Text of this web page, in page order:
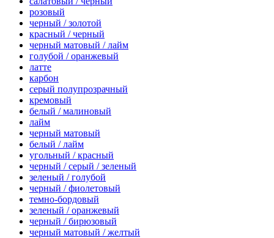
розовый
черный / золотой
красный / черный
черный матовый / лайм
голубой / оранжевый
латте
карбон
серый полупрозрачный
кремовый
белый / малиновый
лайм
черный матовый
белый / лайм
угольный / красный
черный / серый / зеленый
зеленый / голубой
черный / фиолетовый
темно-бордовый
зеленый / оранжевый
черный / бирюзовый
черный матовый / желтый